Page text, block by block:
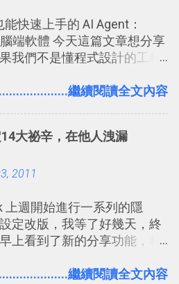
新增 ： 如何活用 Trello 記
財計畫心得與看板範本
新增： 如何將網頁資料快速
增： Trello 開放「強化功能」
的強大 Trello 客製化範例教
新增： [時間技客-7] 重要緊
四象限在 Trello 活用與範本
8個專案排程協作重點技巧
： 如何用 Trello 規劃自助
Trello 行程計畫使用技巧教
落落長？專案管理的5個關鍵
記憶長度！就這樣反覆慢慢
習，就能讓一個東西成為腦
的記憶。 問題是，當我們一
百個考試問題時，自己手動進
卡片，自動規劃要延期複習
天自動產生記憶練習題，這
最受好評的，或許就是今天
快速上手的 AI Agent：
端軟體 今天這篇文章想分享
我們不是懂程式設計的工程
） 的 Codex 工具？ 如何用
自動化的電腦工作流程。
繼續閱讀全文內容
大祕辛，在他人洩漏
2011
上週開始進行一系列的隱
定改版，我等了好幾天，終
上看到了新的分享功能，相
分享功能與隱私設定。 嚴格來
繼續閱讀全文內容